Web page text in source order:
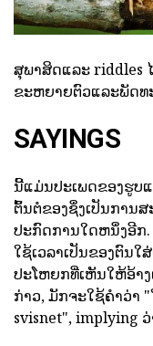
ສຸພາສິດແລະ riddles
ຂະຫຍາຍຕົວແລະພັດທ
SAYINGS
ນີ້ແມ່ນປະເພດຂອງຮູບ
ຕົ້ນຕໍຂອງຊຶ່ງເປັນການ
ປະກົດການໃດຫນຶ່ງອີກ.
ໃຊ້ເວລາເປັນຂອງຕົນໃ
ປະໂຫຍກທີ່ເຫັນໃຫ້ອ້າ
ກ່າວ, ມັກຈະໃຊ້ຄໍາວ່າ
svisnet", implying